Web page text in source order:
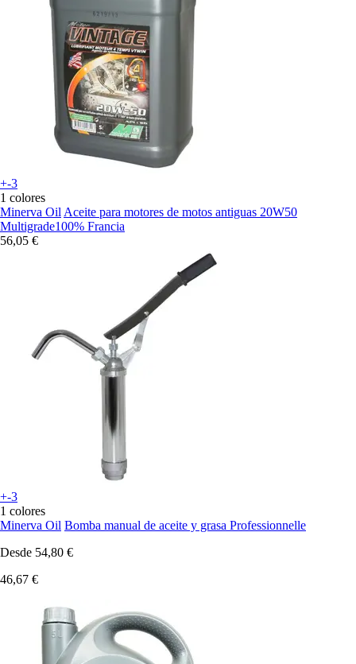
+-3
1 colores
Minerva Oil Aceite para motores de motos antiguas 20W50
Multigrade100% Francia
56,05 €
+-3
1 colores
Minerva Oil Bomba manual de aceite y grasa Professionnelle
Desde 54,80 €
46,67 €